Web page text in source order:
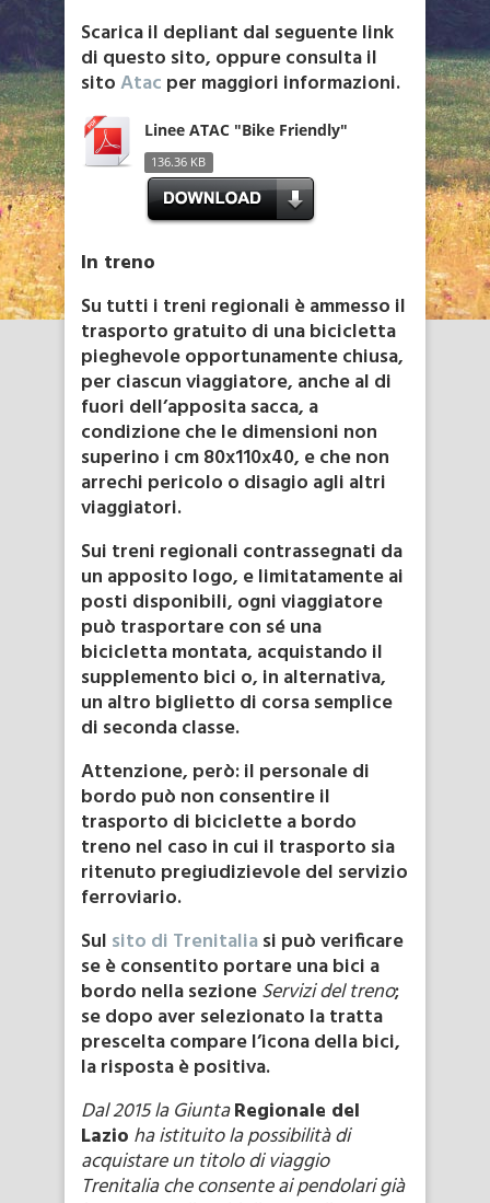
Scarica il depliant dal seguente link
di questo sito, oppure consulta il
sitoAtac per maggiori informazioni.
Linee ATAC "Bike Friendly"
136.36 KB
In treno
Su tutti i treni regionali è ammesso il
trasporto gratuito di una bicicletta
pieghevole opportunamente chiusa,
per ciascun viaggiatore, anche al di
fuori dell’apposita sacca, a
condizione che le dimensioni non
superino i cm 80x110x40, e che non
arrechi pericolo o disagio agli altri
viaggiatori.
Sui treni regionali contrassegnati da
un apposito logo, e limitatamente ai
posti disponibili, ogni viaggiatore
può trasportare con sé una
bicicletta montata, acquistando il
supplemento bici o, in alternativa,
un altro biglietto di corsa semplice
di seconda classe.
Attenzione, però: il personale di
bordo può non consentire il
trasporto di biciclette a bordo
treno nel caso in cui il trasporto sia
ritenuto pregiudizievole del servizio
ferroviario.
Sul sito di Trenitaliasi può verificare
se è consentito portare una bici a
bordo nella sezioneServizi del treno;
se dopo aver selezionato la tratta
prescelta compare l’icona della bici,
la risposta è positiva.
Dal 2015 la GiuntaRegionale del
Lazio ha istituito la possibilità di
acquistare un titolo di viaggio
Trenitalia che consente ai pendolari già